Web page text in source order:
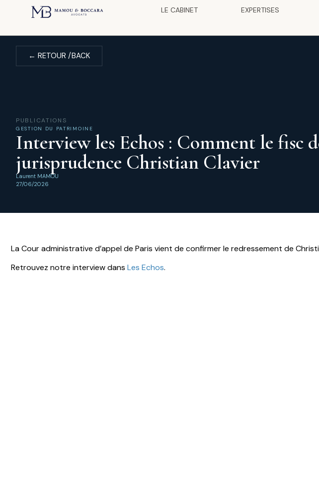
LE CABINET EXPERTISES
← RETOUR /BACK
PUBLICATIONS
GESTION DU PATRIMOINE
Interview les Echos : Comment le fisc
jurisprudence Christian Clavier
Laurent MAMOU
27/06/2026
La Cour administrative d’appel de Paris vient de confirmer le redressement de
Retrouvez notre interview dans Les Echos.
Panneau de gestion des cookies